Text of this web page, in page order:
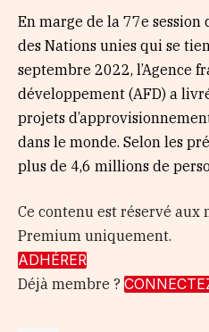
En marge de la 77e session
des Nations unies qui se
septembre 2022, l’Agence
développement (AFD) a
projets
dans le monde. Selon les
plus de 4,6 millions de
Ce contenu est réservé aux
Premium uniquement.
ADHÉRER
Déjà membre ?